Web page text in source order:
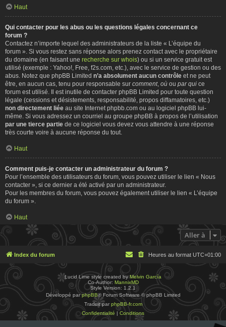
Haut
Qui contacter pour les abus ou les questions légales concernant ce
forum ?
Contactez n’importe lequel des administrateurs de la liste « L’équipe du
forum ». Si vous restez sans réponse alors prenez contact avec le propriétaire
du domaine (en faisant une recherche sur whois) ou si un service gratuit est
utilisé (exemple : Yahoo!, Free, f2s.com, etc.), avec le service de gestion ou des
abus. Notez que phpBB Limited n’a absolument aucun contrôle et ne peut
être, en aucun cas, tenu pour responsable sur comment, où ou par qui ce
forum est utilisé. Il est inutile de contacter phpBB Limited pour toute question
légale (cessions et désistements, responsabilité, propos diffamatoires, etc.)
non directement liée au site Internet phpbb.com ou au logiciel phpBB lui-
même. Si vous adressez un courriel au groupe phpBB à propos de l’utilisation
par une tierce partie de ce logiciel vous devez vous attendre à une réponse
très courte voire à aucune réponse du tout.
Haut
Comment puis-je contacter un administrateur du forum ?
Pour l’ensemble des utilisateurs du forum, vous pouvez utiliser le lien « Nous
contacter », si ce dernier a été activé par un administrateur.
Pour les membres du forum, vous pouvez également utiliser le lien « L’équipe
du forum ».
Haut
Aller à
Index du forum Heures au format UTC+01:00
Lucid Lime style created byMelvin García
Co-Author: MannixMD
Style Version: 1.2.1
Développé parphpBB® Forum Software © phpBB Limited
Traduit par phpBB-fr.com
Confidentialité | Conditions